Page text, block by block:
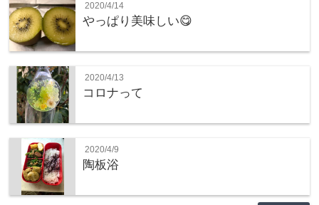
2020/4/14
やっぱり美味しい😋
2020/4/13
コロナって
2020/4/9
陶板浴